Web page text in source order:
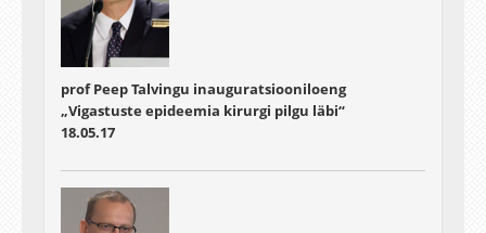
prof Peep Talvingu inauguratsiooniloeng
„Vigastuste epideemia kirurgi pilgu läbi“
18.05.17